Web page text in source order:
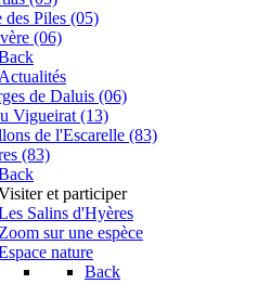
des Piles (05)
(06)
Actualités
de Daluis (06)
Vigueirat (13)
de l'Escarelle (83)
(83)
et participer
Salins d'Hyères
Zoom sur une espèce
nature
Back